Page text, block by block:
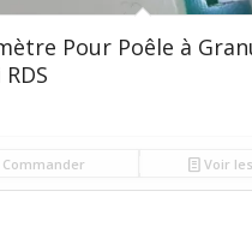
Pour Poêle à
Voir